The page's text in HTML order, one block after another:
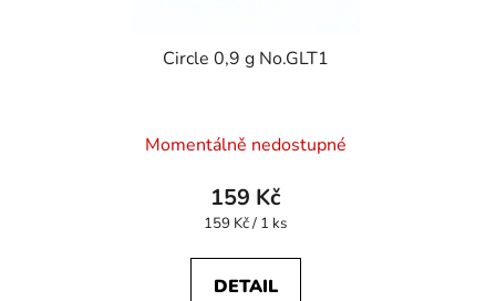
Circle 0,9 g No.GLT1
Momentálně nedostupné
159 Kč
Měrná
159 Kč / 1 ks
DETAIL